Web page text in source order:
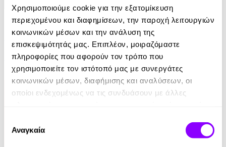
Χρησιμοποιούμε cookie για την εξατομίκευση
περιεχομένου και διαφημίσεων, την παροχή λειτουργιών
κοινωνικών μέσων και την ανάλυση της
επισκεψιμότητάς μας. Επιπλέον, μοιραζόμαστε
πληροφορίες που αφορούν τον τρόπο που
χρησιμοποιείτε τον ιστότοπό μας με συνεργάτες
κοινωνικών μέσων, διαφήμισης και αναλύσεων, οι
οποίοι ενδεχομένως να τις συνδυάσουν με άλλες
των υπηρεσιών τους.
συγκατάθεσης
Αναγκαία
eBook
Ελέφαντας
Ρέιμοντ Κάρβερ
7.99€